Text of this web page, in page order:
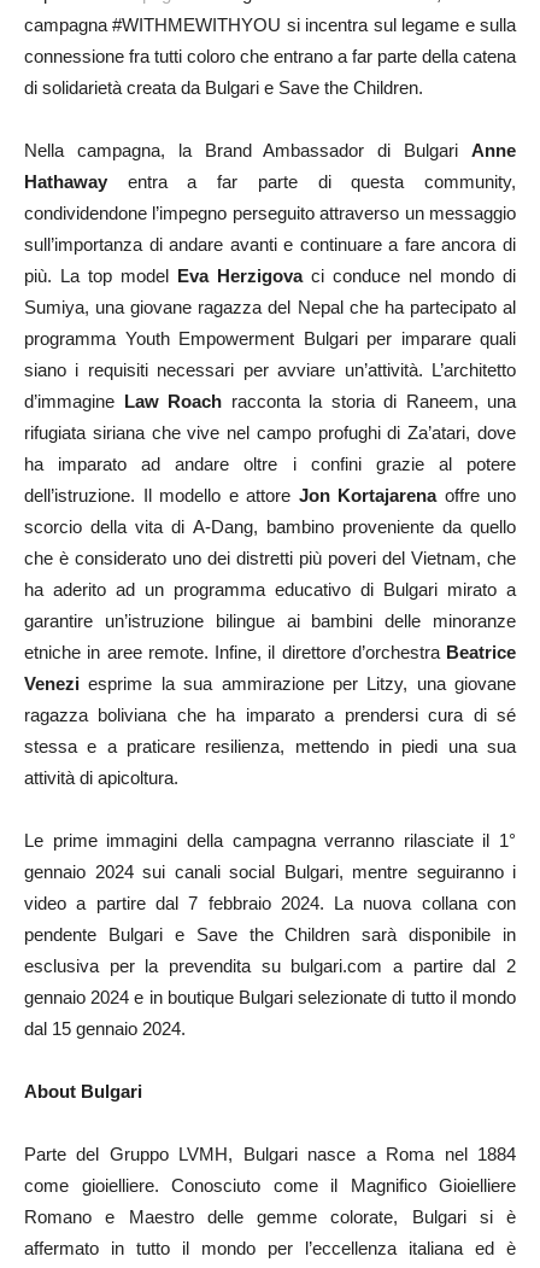
campagna #WITHMEWITHYOU si incentra sul legame e sulla
connessione fra tutti coloro che entrano a far parte della catena
di solidarietà creata da Bulgari e Save the Children.
Nella campagna, la Brand Ambassador di Bulgari Anne
Hathaway entra a far parte di questa community,
condividendone l’impegno perseguito attraverso un messaggio
sull’importanza di andare avanti e continuare a fare ancora di
più. La top model Eva Herzigova ci conduce nel mondo di
Sumiya, una giovane ragazza del Nepal che ha partecipato al
programma Youth Empowerment Bulgari per imparare quali
siano i requisiti necessari per avviare un’attività. L’architetto
d’immagine Law Roach racconta la storia di Raneem, una
rifugiata siriana che vive nel campo profughi di Za’atari, dove
ha imparato ad andare oltre i confini grazie al potere
dell’istruzione. Il modello e attore Jon Kortajarena offre uno
scorcio della vita di A-Dang, bambino proveniente da quello
che è considerato uno dei distretti più poveri del Vietnam, che
ha aderito ad un programma educativo di Bulgari mirato a
garantire un’istruzione bilingue ai bambini delle minoranze
etniche in aree remote. Infine, il direttore d’orchestra Beatrice
Veneziesprime la sua ammirazione per Litzy, una giovane
ragazza boliviana che ha imparato a prendersi cura di sé
stessa e a praticare resilienza, mettendo in piedi una sua
attività di apicoltura.
Le prime immagini della campagna verranno rilasciate il 1°
gennaio 2024 sui canali social Bulgari, mentre seguiranno i
video a partire dal 7 febbraio 2024. La nuova collana con
pendente Bulgari e Save the Children sarà disponibile in
esclusiva per la prevendita su bulgari.com a partire dal 2
gennaio 2024 e in boutique Bulgari selezionate di tutto il mondo
dal 15 gennaio 2024.
About Bulgari
Parte del Gruppo LVMH, Bulgari nasce a Roma nel 1884
come gioielliere. Conosciuto come il Magnifico Gioielliere
Romano e Maestro delle gemme colorate, Bulgari si è
affermato in tutto il mondo per l’eccellenza italiana ed è